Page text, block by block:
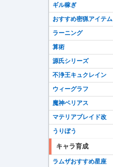
ギル稼ぎ
おすすめ密猟アイテム
ラーニング
算術
源氏シリーズ
不浄王キュクレイン
ウィーグラフ
魔神ベリアス
マテリアブレイド改
うりぼう
キャラ育成
ラムザおすすめ星座